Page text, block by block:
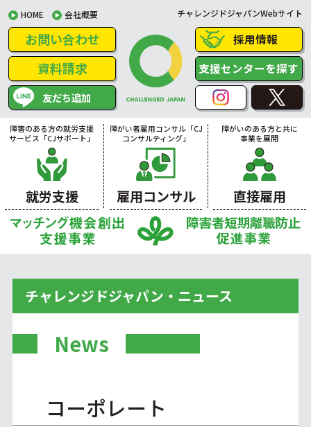
HOME 会社概要 チャレンジドジャパンWebサイト
お問い合わせ
資料請求
友だち追加
採用情報
支援センターを探す
障害のある方の就労支援
サービス「CJサポート」
就労支援
障がい者雇用コンサル「CJ
コンサルティング」
雇用コンサル
障がいのある方と共に
事業を展開
直接雇用
チャレンジドジャパン・ニュース
News
コーポレート